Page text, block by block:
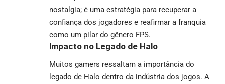
nostalgia; é uma estratégia para recuperar a
confiança dos jogadores e reafirmar a franquia
como um pilar do gênero FPS.
Impacto no Legado de Halo
Muitos gamers ressaltam a importância do
legado de Halo dentro da indústria dos jogos. A